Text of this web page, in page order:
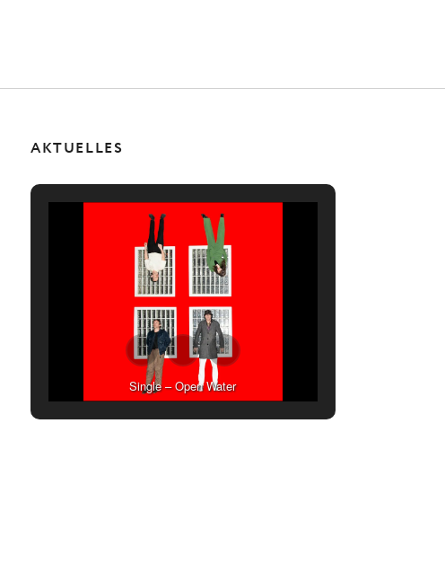
AKTUELLES
Single – Open Water